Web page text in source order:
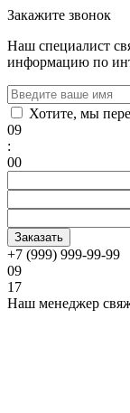
Закажите звонок
Наш специалист
информацию по
Хотите, мы
09
:
00
+7 (999) 999-99-99
09
17
Наш менеджер